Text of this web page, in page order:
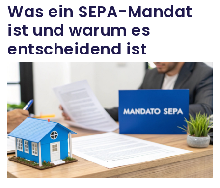
Was ein SEPA-Mandat
ist und warum es
entscheidend ist